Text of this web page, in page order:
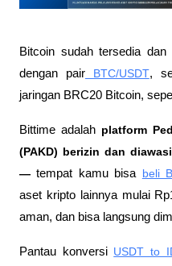
Bitcoin sudah tersedia
dengan pair BTC/USDT,
jaringan BRC20 Bitcoin,
Bittime adalah platform
(PAKD) berizin dan
— tempat kamu bisa beli
aset kripto lainnya mulai
aman, dan bisa langsung
Pantau konversi USDT to